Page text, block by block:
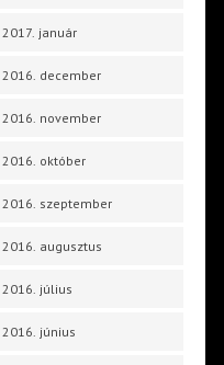
2017. január
2016. december
2016. november
2016. október
2016. szeptember
2016. augusztus
2016. július
2016. június